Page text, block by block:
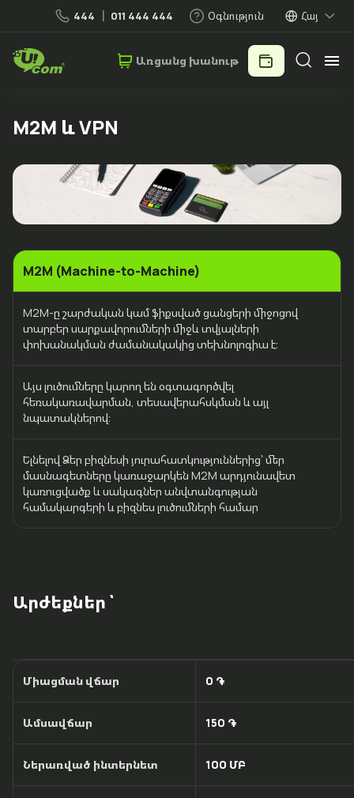
444 011 444 444 Օգնություն Հայ
Շարժական կապ
Ֆիքսված ծառայություններ
Բիզնես լուծումներ
Ամպային լուծումներ
Մուտք
Առցանց խանութ
M2M և VPN
M2M (Machine-to-Machine)
M2M-ը շարժական կամ ֆիքսված ցանցերի միջոցով
տարբեր սարքավորումների միջև տվյալների
փոխանակման ժամանակակից տեխնոլոգիա է։
Այս լուծումները կարող են օգտագործվել
հեռակառավարման, տեսավերահսկման և այլ
նպատակներով։
Ելնելով Ձեր բիզնեսի յուրահատկություններից՝ մեր
մասնագետները կառաջարկեն M2M արդյունավետ
կառուցվածք և սակագներ անվտանգության
համակարգերի և բիզնես լուծումների համար
Արժեքներ ՝
Միացման վճար 0 ֏
Ամսավճար 150 ֏
Ներառված ինտերնետ 100 ՄԲ